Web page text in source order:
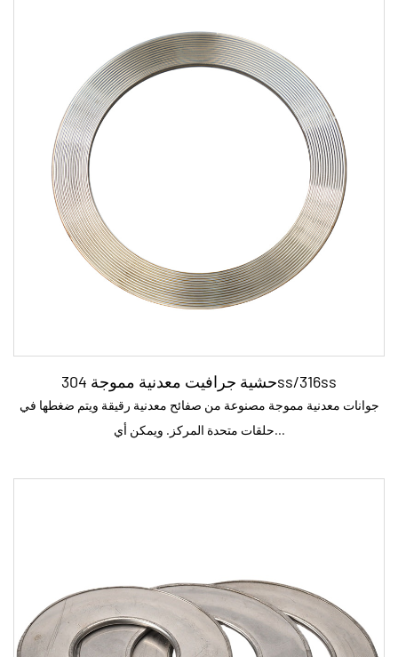
المعلمة:
حشية جرافيت معدنية مموجة 304ss/316ss
جوانات معدنية مموجة مصنوعة من صفائح معدنية رقيقة ويتم ضغطها في
حلقات متحدة المركز. ويمكن أي...